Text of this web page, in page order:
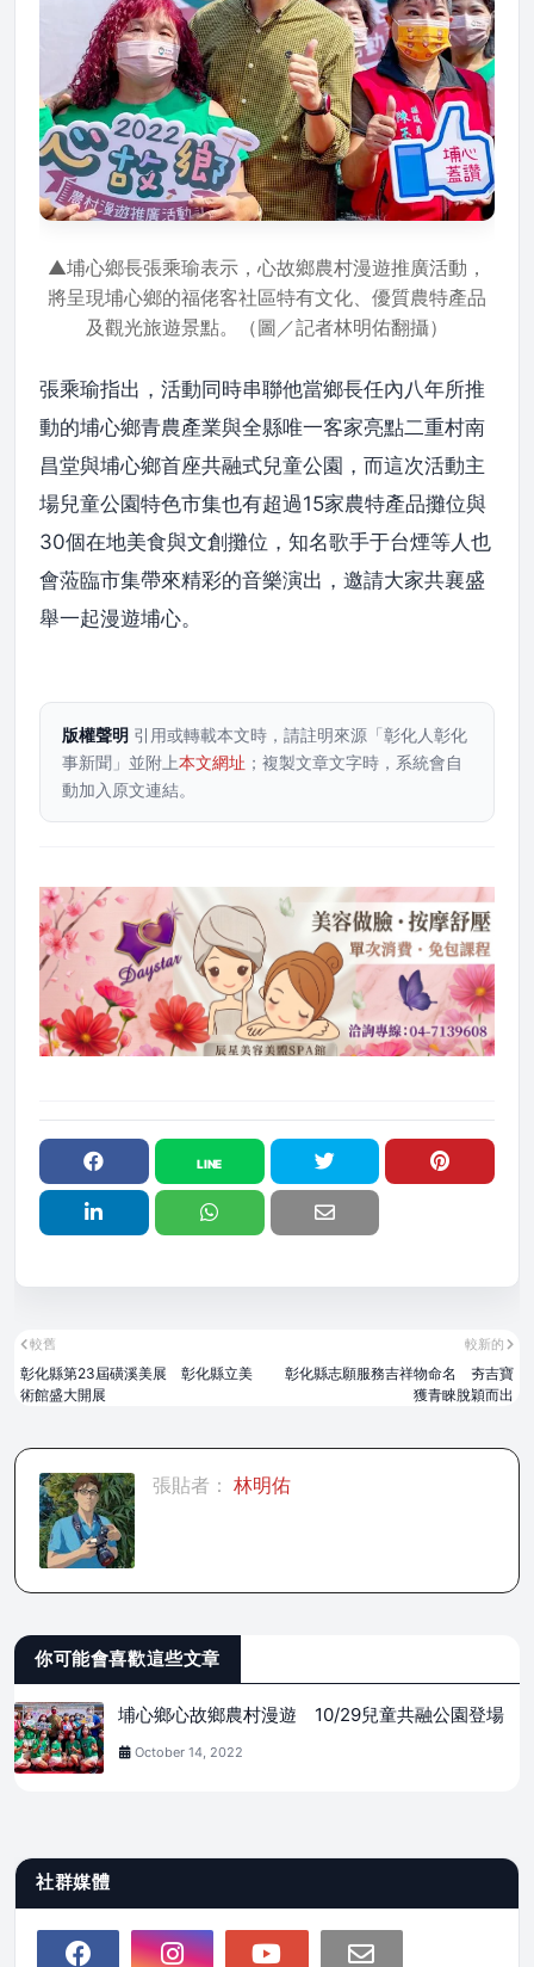
▲埔心鄉長張乘瑜表示，心故鄉農村漫遊推廣活動，
將呈現埔心鄉的福佬客社區特有文化、優質農特產品
及觀光旅遊景點。（圖／記者林明佑翻攝）
張乘瑜指出，活動同時串聯他當鄉長任內八年所推
動的埔心鄉青農產業與全縣唯一客家亮點二重村南
昌堂與埔心鄉首座共融式兒童公園，而這次活動主
場兒童公園特色市集也有超過15家農特產品攤位與
30個在地美食與文創攤位，知名歌手于台煙等人也
會蒞臨市集帶來精彩的音樂演出，邀請大家共襄盛
舉一起漫遊埔心。
版權聲明 引用或轉載本文時，請註明來源「彰化人彰化
事新聞」並附上本文網址 ；複製文章文字時，系統會自
動加入原文連結。
較新的
彰化縣志願服務吉祥物命名 夯吉寶
獲青睞脫穎而出
較舊
彰化縣第23屆磺溪美展 彰化縣立美
術館盛大開展
張貼者： 林明佑
你可能會喜歡這些文章
埔心鄉心故鄉農村漫遊 10/29兒童共融公園登場
October 14, 2022
社群媒體